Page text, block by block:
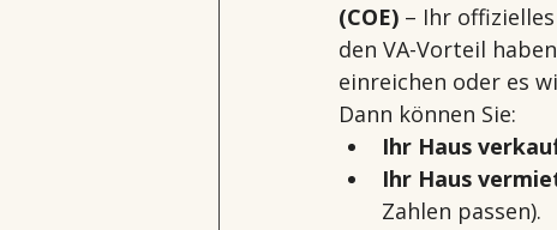
(COE) – Ihr
den VA-Vorteil
einreichen oder es
Dann können Sie:
Ihr Haus
Ihr Haus
Zahlen passen).